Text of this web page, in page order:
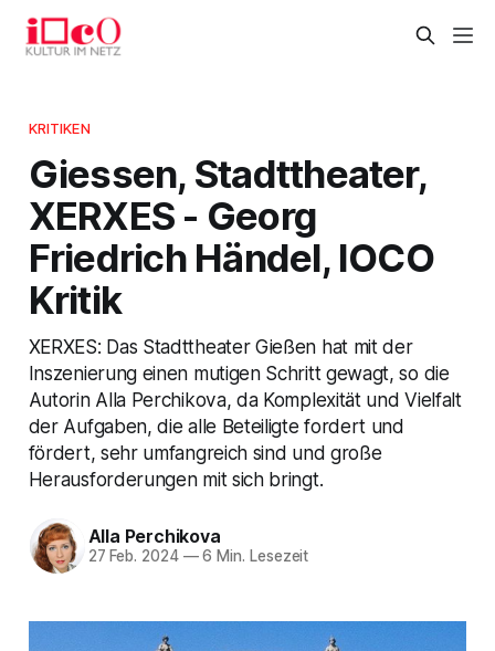
KRITIKEN
Giessen, Stadttheater,
XERXES - Georg
Friedrich Händel, IOCO
Kritik
XERXES: Das Stadttheater Gießen hat mit der
Inszenierung einen mutigen Schritt gewagt, so die
Autorin Alla Perchikova, da Komplexität und Vielfalt
der Aufgaben, die alle Beteiligte fordert und
fördert, sehr umfangreich sind und große
Herausforderungen mit sich bringt.
Alla Perchikova
27 Feb. 2024 —6 Min. Lesezeit